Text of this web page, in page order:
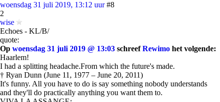
woensdag 31 juli 2019, 13:12 uur #8
2
wise
Echoes - KL/B/
quote:
Op woensdag 31 juli 2019 @ 13:03 schreefRewimo het volgende:
Haarlem!
I had a splitting headache.From which the future's made.
† Ryan Dunn (June 11, 1977 – June 20, 2011)
It's funny. All you have to do is say something nobody understands
and they'll do practically anything you want them to.